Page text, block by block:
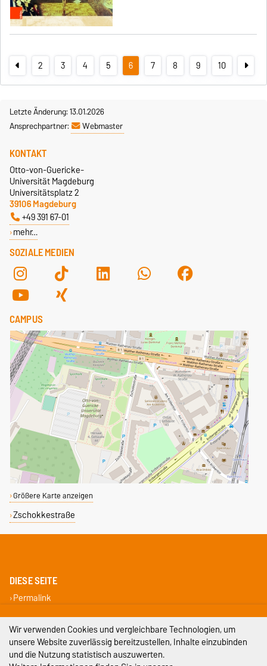
2 3 4 5 6 7 8 9 10
Letzte Änderung: 13.01.2026
Ansprechpartner:
Webmaster
SOZIALE MEDIEN
KONTAKT
Otto-von-Guericke-
Universität Magdeburg
Universitätsplatz 2
39106 Magdeburg
+49 391 67-01
mehr…
CAMPUS
Größere Karte anzeigen
Zschokkestraße
DIESE SEITE
Permalink
Impressum
Datenschutz
Wir verwenden Cookies und vergleichbare Technologien, um
unsere Website zuverlässig bereitzustellen, Inhalte einzubinden
und die Nutzung statistisch auszuwerten.